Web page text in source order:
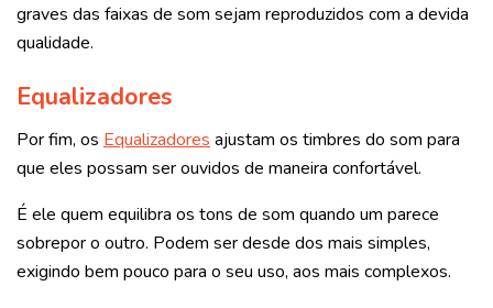
graves das faixas de som sejam reproduzidos com a devida
qualidade.
Equalizadores
Por fim, os Equalizadores ajustam os timbres do som para
que eles possam ser ouvidos de maneira confortável.
É ele quem equilibra os tons de som quando um parece
sobrepor o outro. Podem ser desde dos mais simples,
exigindo bem pouco para o seu uso, aos mais complexos.